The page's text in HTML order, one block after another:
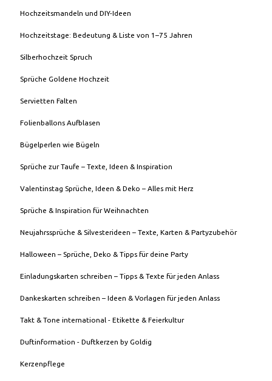
Hochzeitsmandeln und DIY-Ideen
Hochzeitstage: Bedeutung & Liste von 1–75 Jahren
Silberhochzeit Spruch
Sprüche Goldene Hochzeit
Servietten Falten
Folienballons Aufblasen
Bügelperlen wie Bügeln
Sprüche zur Taufe – Texte, Ideen & Inspiration
Valentinstag Sprüche, Ideen & Deko – Alles mit Herz
Sprüche & Inspiration für Weihnachten
Neujahrssprüche & Silvesterideen – Texte, Karten & Partyzubehör
Halloween – Sprüche, Deko & Tipps für deine Party
Einladungskarten schreiben – Tipps & Texte für jeden Anlass
Dankeskarten schreiben – Ideen & Vorlagen für jeden Anlass
Takt & Tone international - Etikette & Feierkultur
Duftinformation - Duftkerzen by Goldig
Kerzenpflege